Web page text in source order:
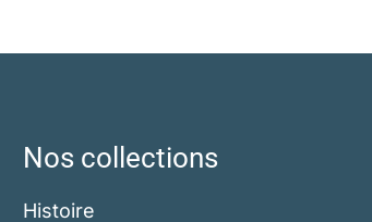
Nos collections
Histoire